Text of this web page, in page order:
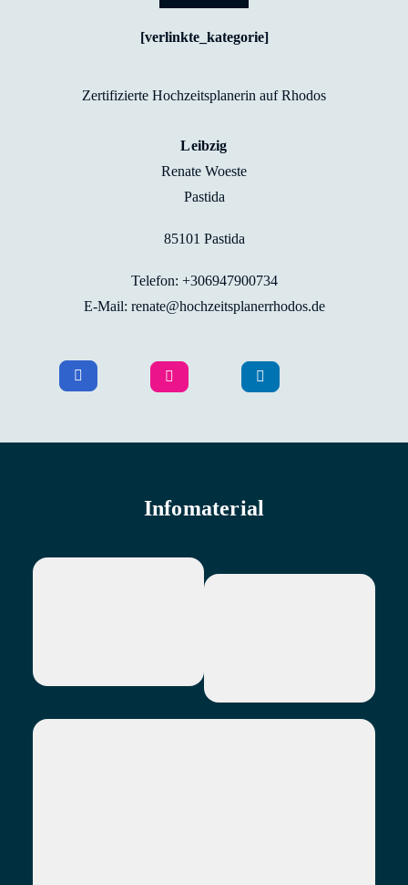
[verlinkte_kategorie]
Zertifizierte Hochzeitsplanerin auf Rhodos
Leibzig
Renate Woeste
Pastida
85101 Pastida
Telefon: +306947900734
E-Mail: renate@hochzeitsplanerrhodos.de
Infomaterial